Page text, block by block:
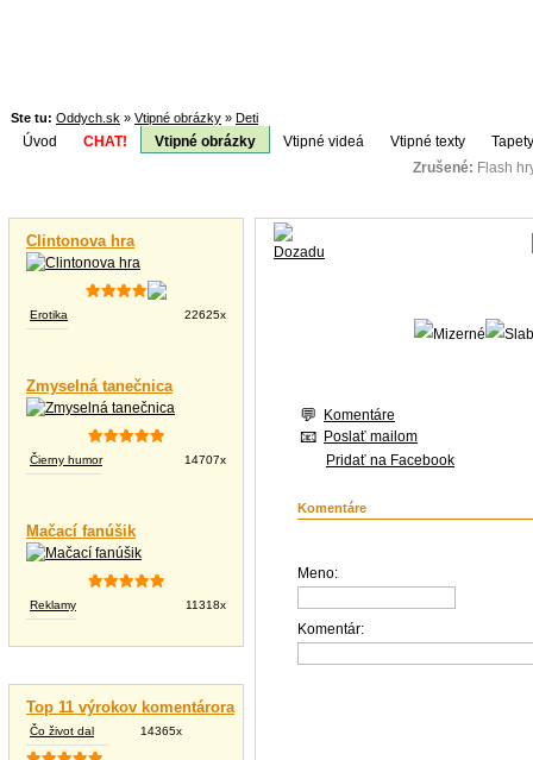
Ste tu: Oddych.sk » Vtipné obrázky » Deti
Úvod CHAT! Vtipné obrázky Vtipné videá Vtipné texty
Zrušené: Flash
Clintonova hra
Erotika 22625x
Zmyselná tanečnica
Čierny humor 14707x
Mačací fanúšik
Reklamy 11318x
Top 11 výrokov komentárora
Čo život dal 14365x
Komentáre
Poslať mailom
Pridať na Facebook
Komentáre
Meno:
Komentár: